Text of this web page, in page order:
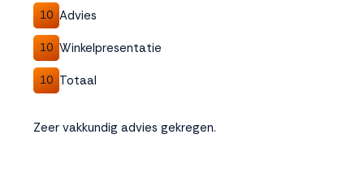
10 Advies
10 Winkelpresentatie
10 Totaal
Zeer vakkundig advies gekregen.